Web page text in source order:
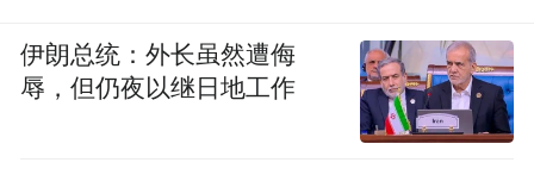
伊朗总统：外长虽然遭侮
辱，但仍夜以继日地工作